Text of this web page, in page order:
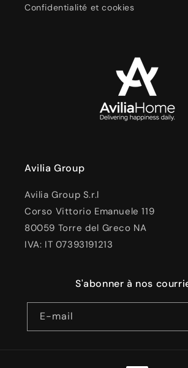
Confidentialité et cookies
Avilia Group
Avilia Group S.r.l
Corso Vittorio Emanuele 119
80059 Torre del Greco NA
IVA: IT 07393191213
S'abonner à nos
E-mail